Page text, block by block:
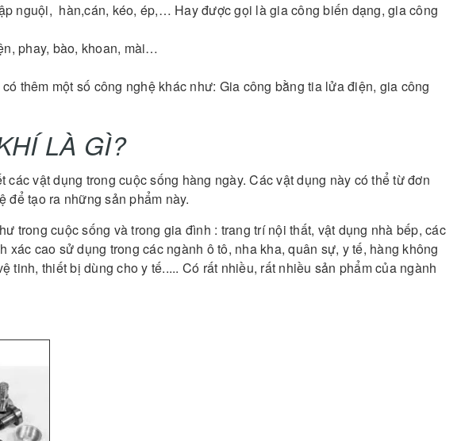
nguội, hàn,cán, kéo, ép,… Hay được gọi là gia công biến dạng, gia công
phay, bào, khoan, mài…
thêm một số công nghệ khác như: Gia công bằng tia lửa điện, gia công
LÀ GÌ?
vật dụng trong cuộc sống hàng ngày. Các vật dụng này có thể từ đơn
để tạo ra những sản phẩm này.
trong cuộc sống và trong gia đình : trang trí nội thất, vật dụng nhà bếp, các
cao sử dụng trong các ngành ô tô, nha kha, quân sự, y tế, hàng không
tinh, thiết bị dùng cho y tế..... Có rất nhiều, rất nhiều sản phẩm của ngành